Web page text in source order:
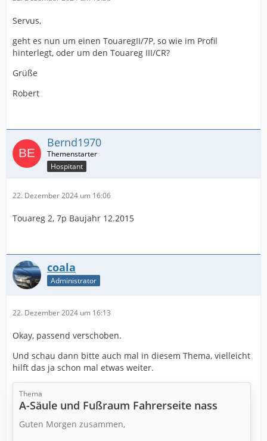
Servus,
geht es nun um einen TouaregII/7P, so wie im Profil
hinterlegt, oder um den Touareg III/CR?
Grüße
Robert
Bernd1970
Hospitant
22. Dezember 2024 um 16:06
Touareg 2, 7p Baujahr 12.2015
coala
Administrator
22. Dezember 2024 um 16:13
Okay, passend verschoben.
Und schau dann bitte auch mal in diesem Thema, vielleicht
hilft das ja schon mal etwas weiter.
Thema
A-Säule und Fußraum Fahrerseite nass
Guten Morgen zusammen,